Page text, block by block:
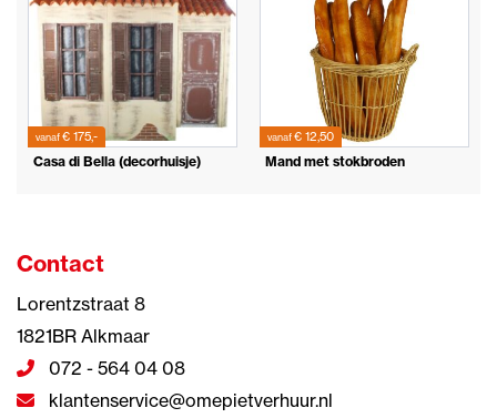
vanaf€ 175,-
Casa di Bella (decorhuisje)
vanaf€ 12,50
Mand met stokbroden
Contact
Lorentzstraat 8
1821BR Alkmaar
072 - 564 04 08
klantenservice@omepietverhuur.nl